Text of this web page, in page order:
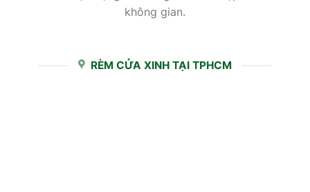
không gian.
RÈM CỬA XINH TẠI TPHCM